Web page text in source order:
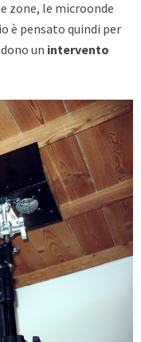
zone, le microonde
è pensato quindi per
un intervento